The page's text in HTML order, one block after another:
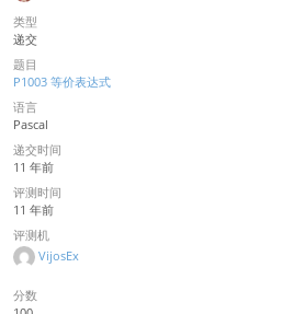
类型
递交
题目
P1003 等价表达式
语言
Pascal
递交时间
11 年前
评测时间
11 年前
评测机
VijosEx
分数